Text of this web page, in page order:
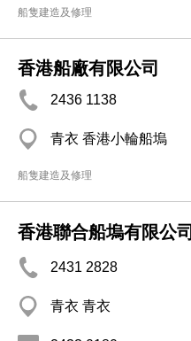
船隻建造及修理
香港船廠有限公司
2436 1138
青衣 香港小輪船塢
船隻建造及修理
香港聯合船塢有限公司
2431 2828
青衣 青衣